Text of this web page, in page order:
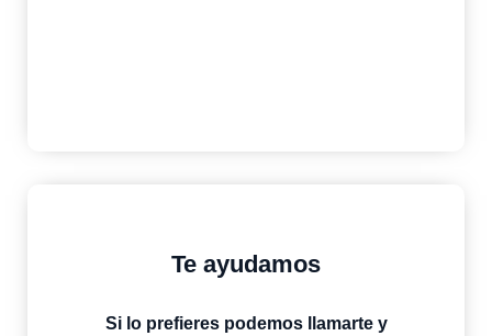
Te ayudamos
Si lo prefieres podemos llamarte y